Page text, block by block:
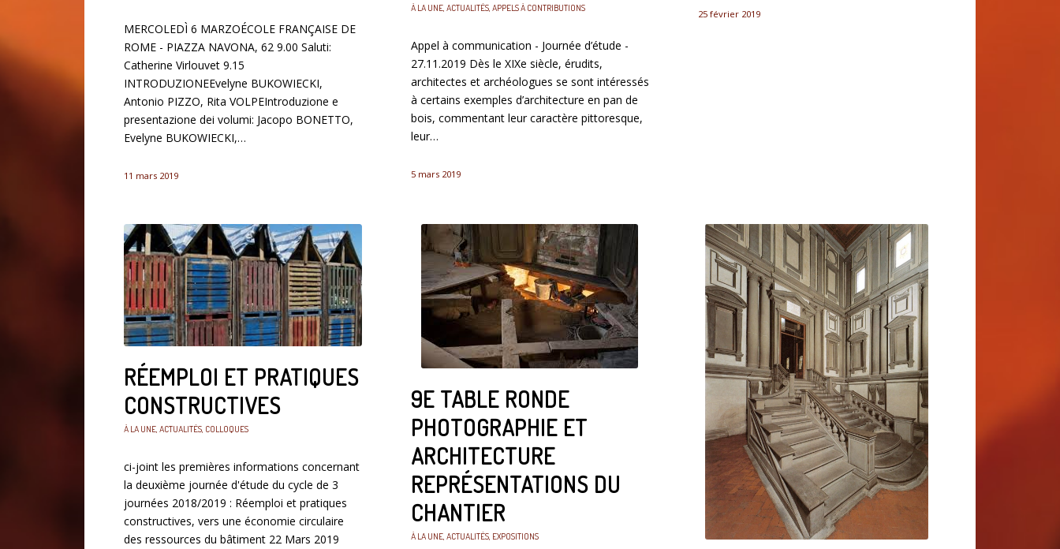
MERCOLEDÌ 6 MARZOÉCOLE FRANÇAISE DE
ROME - PIAZZA NAVONA, 62 9.00 Saluti:
Catherine Virlouvet 9.15
INTRODUZIONEEvelyne BUKOWIECKI,
Antonio PIZZO, Rita VOLPEIntroduzione e
presentazione dei volumi: Jacopo BONETTO,
Evelyne BUKOWIECKI,…
11 mars 2019
À LA UNE, ACTUALITÉS, APPELS À CONTRIBUTIONS
Appel à communication - Journée d’étude -
27.11.2019 Dès le XIXe siècle, érudits,
architectes et archéologues se sont intéressés
à certains exemples d’architecture en pan de
bois, commentant leur caractère pittoresque,
leur…
5 mars 2019
25 février 2019
RÉEMPLOI ET PRATIQUES
CONSTRUCTIVES
À LA UNE, ACTUALITÉS, COLLOQUES
ci-joint les premières informations concernant
la deuxième journée d'étude du cycle de 3
journées 2018/2019 : Réemploi et pratiques
constructives, vers une économie circulaire
des ressources du bâtiment 22 Mars 2019
9E TABLE RONDE
PHOTOGRAPHIE ET
ARCHITECTURE
REPRÉSENTATIONS DU
CHANTIER
À LA UNE, ACTUALITÉS, EXPOSITIONS